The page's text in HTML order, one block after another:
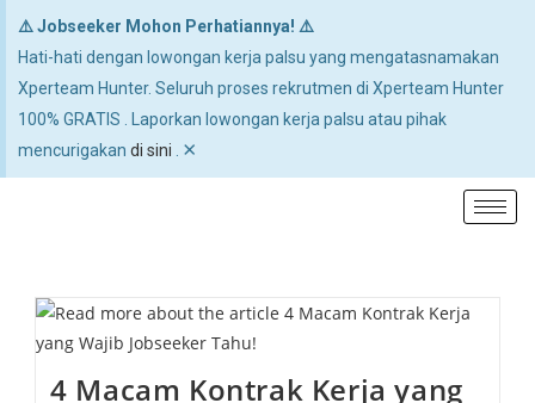
⚠️ Jobseeker Mohon Perhatiannya! ⚠️
Hati-hati dengan lowongan kerja palsu yang mengatasnamakan
Xperteam Hunter. Seluruh proses rekrutmen di Xperteam Hunter
100% GRATIS . Laporkan lowongan kerja palsu atau pihak
mencurigakan di sini ×
4 Macam Kontrak Kerja yang